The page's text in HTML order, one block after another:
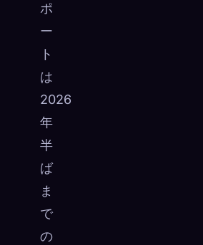
ポ
ー
ト
は
2026
年
半
ば
ま
で
の